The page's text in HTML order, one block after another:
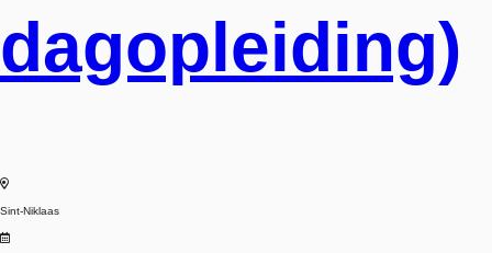
dagopleiding)
Sint-Niklaas